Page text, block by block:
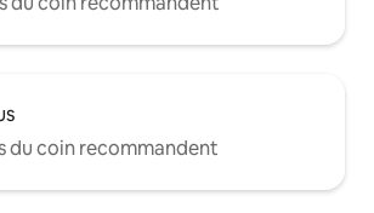
du coin recommandent